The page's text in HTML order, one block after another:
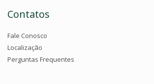
Contatos
Fale Conosco
Localização
Perguntas Frequentes